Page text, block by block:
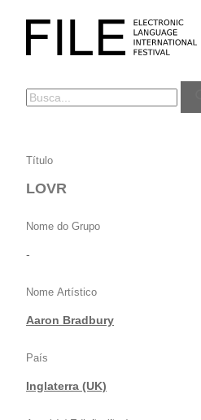
FILE
FESTIVAL
LOVR
Título
LOVR
Nome do Grupo
-
Nome Artístico
Aaron Bradbury
País
Inglaterra (UK)